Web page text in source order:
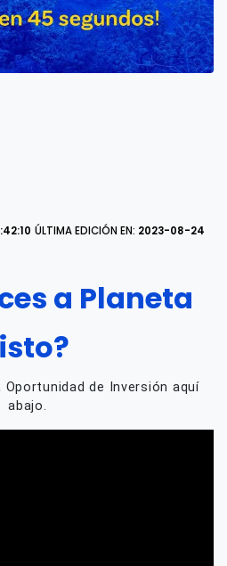
ÚLTIMA EDICIÓN EN: 2023-08-24
a Planeta
Oportunidad de Inversión aquí
abajo.